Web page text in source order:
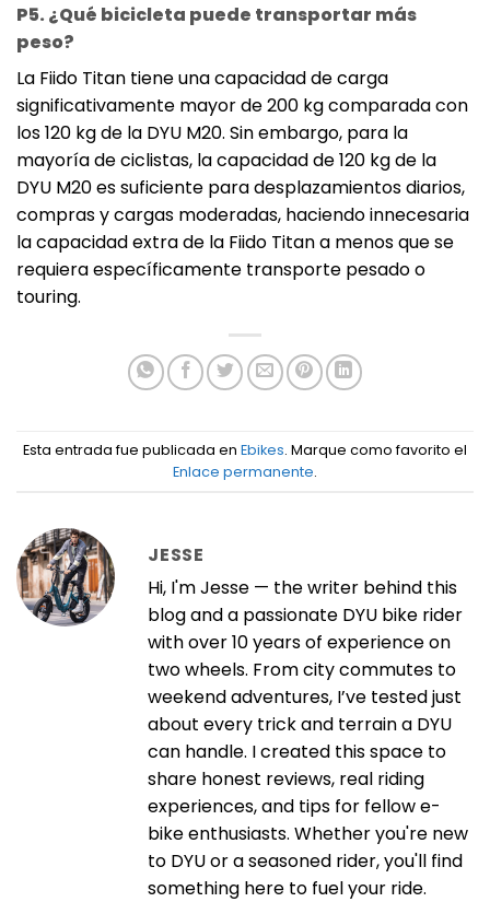
P5. ¿Qué bicicleta puede transportar más
peso?
La Fiido Titan tiene una capacidad de carga
significativamente mayor de 200 kg comparada con
los 120 kg de la DYU M20. Sin embargo, para la
mayoría de ciclistas, la capacidad de 120 kg de la
DYU M20 es suficiente para desplazamientos diarios,
compras y cargas moderadas, haciendo innecesaria
la capacidad extra de la Fiido Titan a menos que se
requiera específicamente transporte pesado o
touring.
Esta entrada fue publicada en Ebikes . Marque como favorito el
Enlace permanente
JESSE
Hi, I'm Jesse — the writer behind this
blog and a passionate DYU bike rider
with over 10 years of experience on
two wheels. From city commutes to
weekend adventures, I’ve tested just
about every trick and terrain a DYU
can handle. I created this space to
share honest reviews, real riding
experiences, and tips for fellow e-
bike enthusiasts. Whether you're new
to DYU or a seasoned rider, you'll find
something here to fuel your ride.